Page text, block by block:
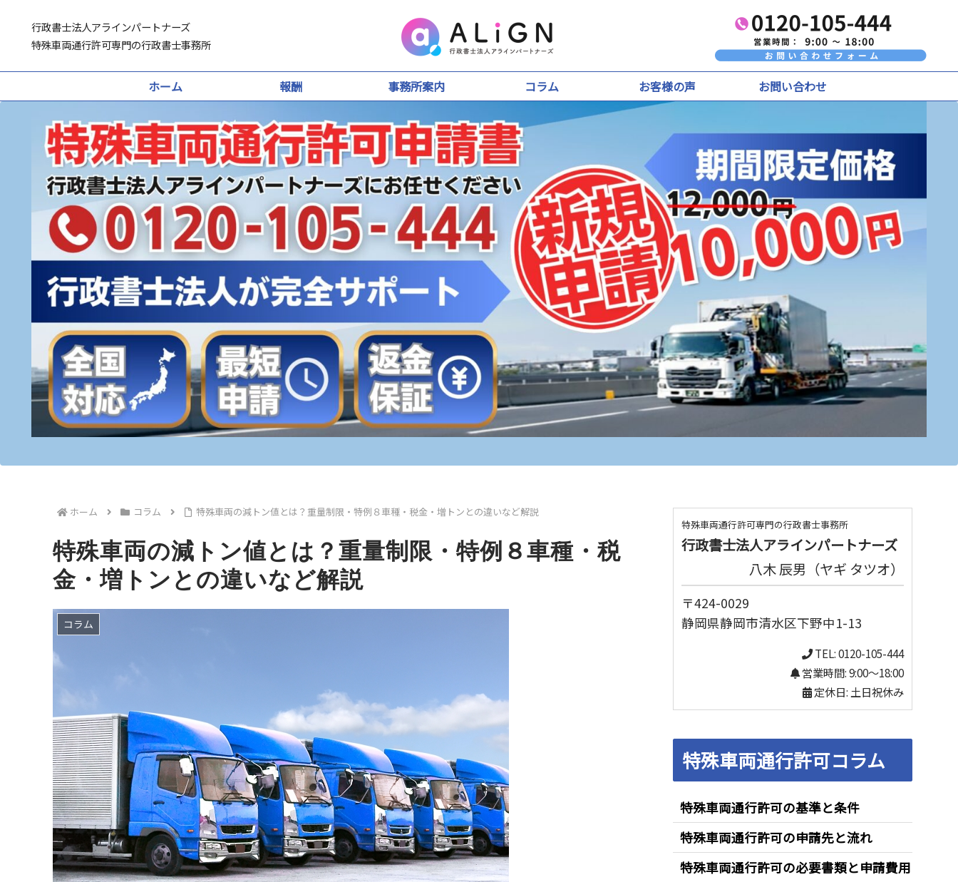
行政書士法人アラインパートナーズ
特殊車両通行許可専門の行政書士事務所
ホーム 報酬 事務所案内 コラム お客様の声 お問い合わせ
ホーム コラム 特殊車両の減トン値とは？重量制限・特例８車種・税金・増トンとの違いなど解説
特殊車両の減トン値とは？重量制限・特例８車種・税
金・増トンとの違いなど解説
コラム
特殊車両通行許可専門の行政書士事務所
行政書士法人アラインパートナーズ
八木 辰男（ヤギ タツオ）
〒424-0029
静岡県静岡市清水区下野中1-13
TEL: 0120-105-444
営業時間: 9:00～18:00
定休日: 土日祝休み
特殊車両通行許可コラム
特殊車両通行許可の基準と条件
特殊車両通行許可の申請先と流れ
特殊車両通行許可の必要書類と申請費用